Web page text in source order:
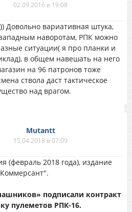
02.09.2016 в 19:08
Довольно вариативная штука,
наворотам, РПК можно
ситуации( я про планки и
в общем навешать на него
на 96 патронов тоже
ствола даст тактическое
над врагом.
Mutantt
15.04.2018 в 07:09
(февраль 2018 года), издание
подписали контракт
пулеметов РПК-16.